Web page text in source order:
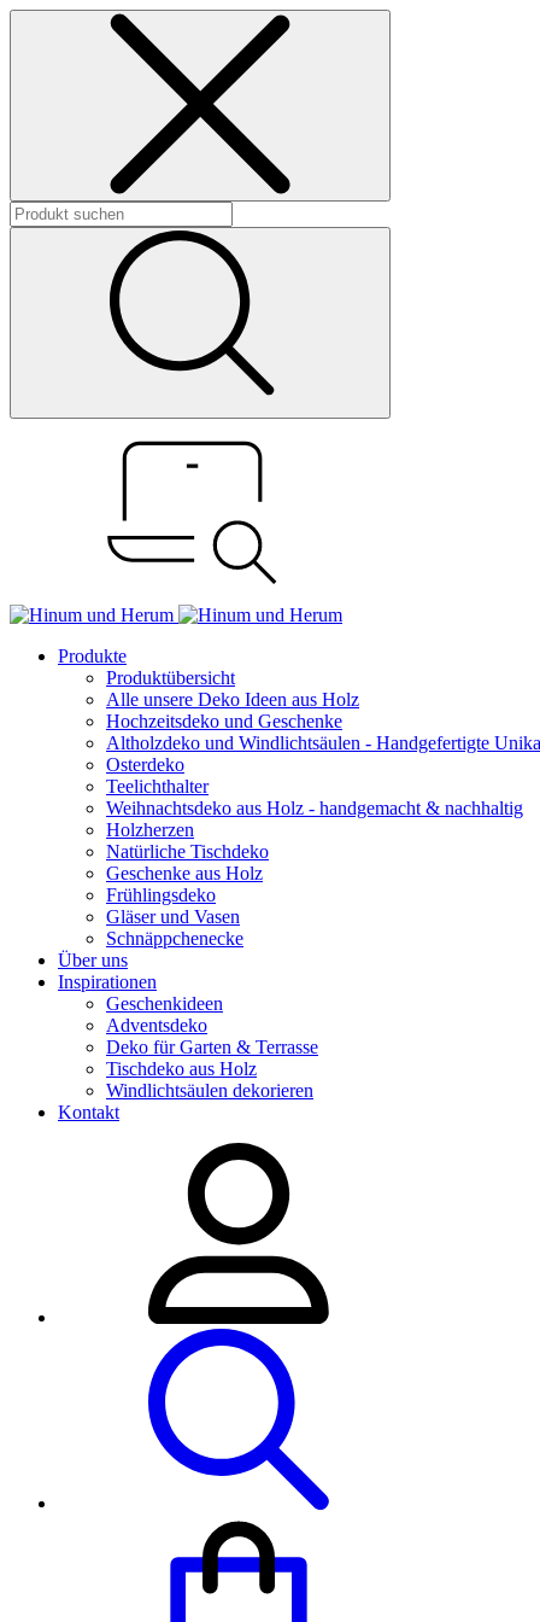
Produkte
Produktübersicht
Alle unsere Deko Ideen aus Holz
Hochzeitsdeko und Geschenke
Altholzdeko und Windlichtsäulen - Handgefertigte
Osterdeko
Teelichthalter
Weihnachts­deko aus Holz - handgemacht & nachhaltig
Holzherzen
Natürliche Tischdeko
Geschenke aus Holz
Frühlingsdeko
Gläser und Vasen
Schnäppchenecke
Über uns
Inspirationen
Geschenkideen
Adventsdeko
Deko für Garten & Terrasse
Tischdeko aus Holz
Windlichtsäulen dekorieren
Kontakt